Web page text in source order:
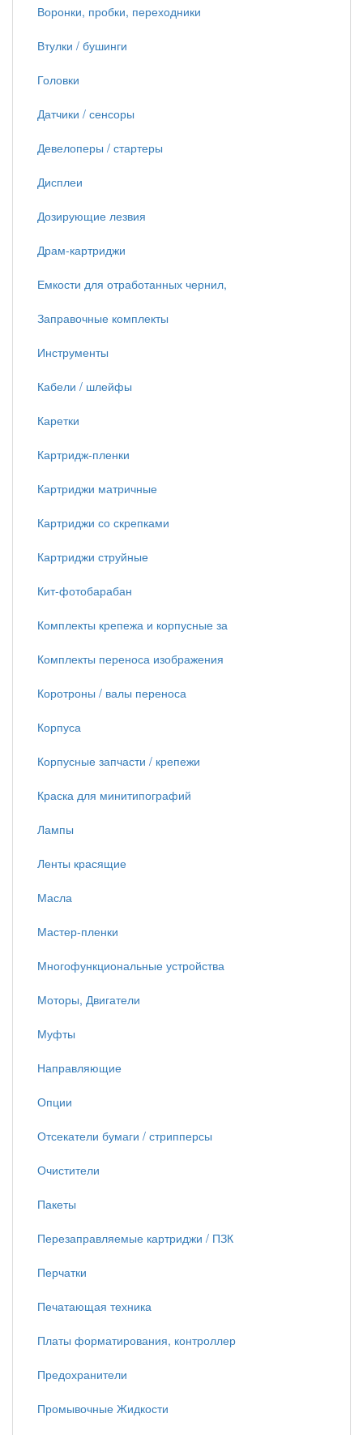
Воронки, пробки, переходники
Втулки / бушинги
Головки
Датчики / сенсоры
Девелоперы / стартеры
Дисплеи
Дозирующие лезвия
Драм-картриджи
Емкости для отработанных чернил,
Заправочные комплекты
Инструменты
Кабели / шлейфы
Каретки
Картридж-пленки
Картриджи матричные
Картриджи со скрепками
Картриджи струйные
Кит-фотобарабан
Комплекты крепежа и корпусные за
Комплекты переноса изображения
Коротроны / валы переноса
Корпуса
Корпусные запчасти / крепежи
Краска для минитипографий
Лампы
Ленты красящие
Масла
Мастер-пленки
Многофункциональные устройства
Моторы, Двигатели
Муфты
Направляющие
Опции
Отсекатели бумаги / стрипперсы
Очистители
Пакеты
Перезаправляемые картриджи / ПЗК
Перчатки
Печатающая техника
Платы форматирования, контроллер
Предохранители
Промывочные Жидкости